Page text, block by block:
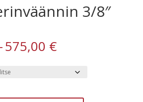
3/8″
575,00 €Hintaluokka:
290,00 €
575,00 €